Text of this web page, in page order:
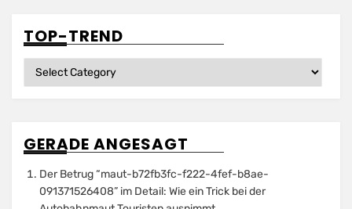
TOP-TREND
Top-
GERADE ANGESAGT
Der Betrug “maut-b72fb3fc-f222-4fef-b8ae-
091371526408” im Detail: Wie ein Trick bei der